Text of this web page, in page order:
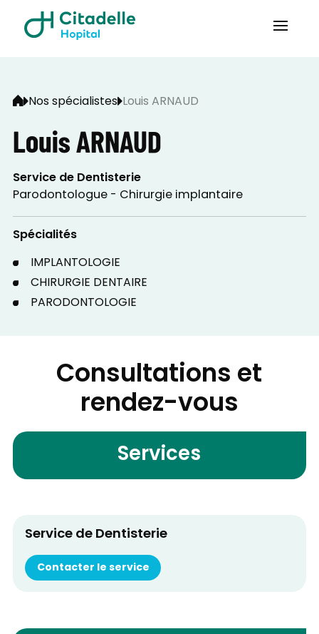
Nos spécialistes Louis ARNAUD
Louis ARNAUD
Service de Dentisterie
Parodontologue - Chirurgie implantaire
Spécialités
IMPLANTOLOGIE
CHIRURGIE DENTAIRE
PARODONTOLOGIE
Consultations et
rendez-vous
Services
Service de Dentisterie
Contacter le service